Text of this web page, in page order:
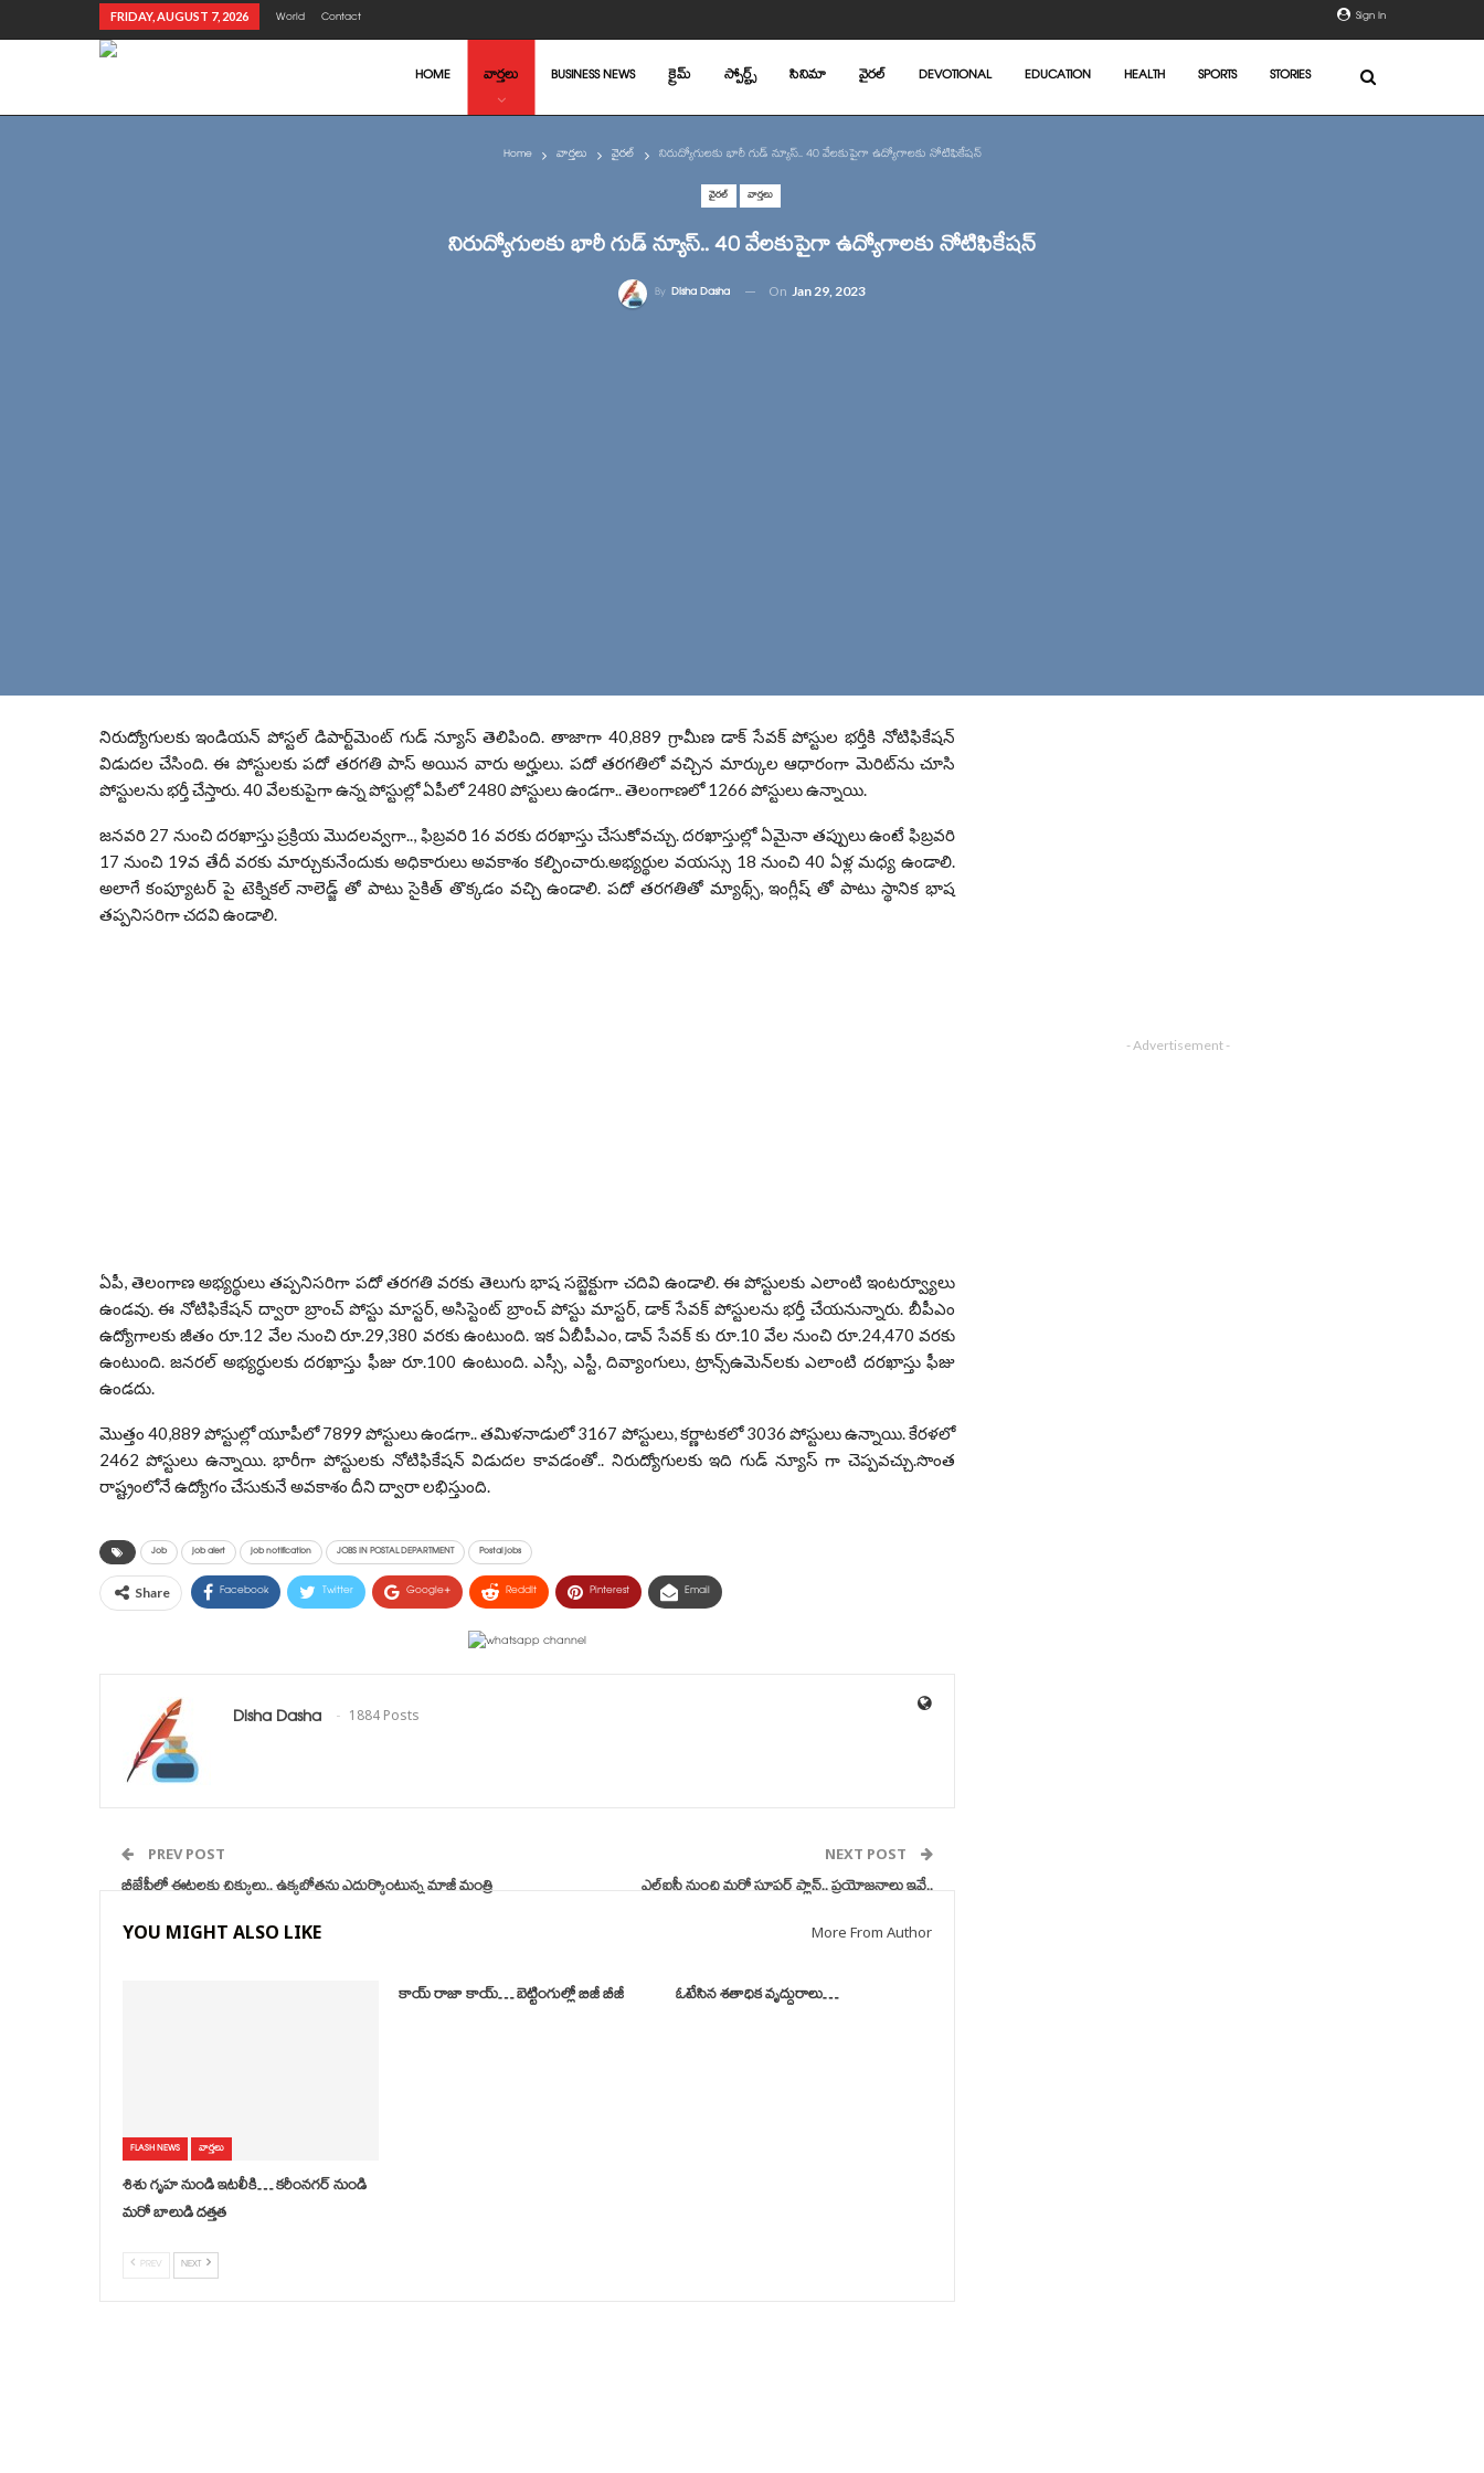
Sign In
FRIDAY, AUGUST 7, 2026 World Contact
HOME వార్తలు BUSINESS NEWS క్రైమ్ స్పోర్ట్స్ సినిమా వైరల్ DEVOTIONAL EDUCATION HEALTH SPORTS STORIES
Home వార్తలు వైరల్ నిరుద్యోగులకు భారీ గుడ్ న్యూస్.. 40 వేలకుపైగా ఉద్యోగాలకు నోటిఫికేషన్
వైరల్ వార్తలు
నిరుద్యోగులకు భారీ గుడ్ న్యూస్.. 40 వేలకుపైగా ఉద్యోగాలకు నోటిఫికేషన్
By Disha Dasha On Jan 29, 2023
నిరుద్యోగులకు ఇండియన్ పోస్టల్ డిపార్ట్‌మెంట్ గుడ్ న్యూస్ తెలిపింది. తాజాగా 40,889 గ్రామీణ డాక్ సేవక్ పోస్టుల భర్తీకి నోటిఫికేషన్
విడుదల చేసింది. ఈ పోస్టులకు పదో తరగతి పాస్ అయిన వారు అర్హులు. పదో తరగతిలో వచ్చిన మార్కుల ఆధారంగా మెరిట్‌ను చూసి
పోస్టులను భర్తీ చేస్తారు. 40 వేలకుపైగా ఉన్న పోస్టుల్లో ఏపీలో 2480 పోస్టులు ఉండగా.. తెలంగాణలో 1266 పోస్టులు ఉన్నాయి.
జనవరి 27 నుంచి దరఖాస్తు ప్రక్రియ మొదలవ్వగా.., ఫిబ్రవరి 16 వరకు దరఖాస్తు చేసుకోవచ్చు. దరఖాస్తుల్లో ఏమైనా తప్పులు ఉంటే ఫిబ్రవరి
17 నుంచి 19వ తేదీ వరకు మార్చుకునేందుకు అధికారులు అవకాశం కల్పించారు.అభ్యర్థుల వయస్సు 18 నుంచి 40 ఏళ్ల మధ్య ఉండాలి.
అలాగే కంప్యూటర్ పై టెక్నికల్ నాలెడ్జ్ తో పాటు సైకిత్ తొక్కడం వచ్చి ఉండాలి. పదో తరగతితో మ్యాథ్స్, ఇంగ్లీష్ తో పాటు స్థానిక భాష
తప్పనిసరిగా చదవి ఉండాలి.
ఏపీ, తెలంగాణ అభ్యర్థులు తప్పనిసరిగా పదో తరగతి వరకు తెలుగు భాష సబ్జెక్టుగా చదివి ఉండాలి. ఈ పోస్టులకు ఎలాంటి ఇంటర్వ్యూలు
ఉండవు. ఈ నోటిఫికేషన్ ద్వారా బ్రాంచ్ పోస్టు మాస్టర్, అసిస్టెంట్ బ్రాంచ్ పోస్టు మాస్టర్, డాక్ సేవక్ పోస్టులను భర్తీ చేయనున్నారు. బీపీఎం
ఉద్యోగాలకు జీతం రూ.12 వేల నుంచి రూ.29,380 వరకు ఉంటుంది. ఇక ఏబీపీఎం, డావ్ సేవక్ కు రూ.10 వేల నుంచి రూ.24,470 వరకు
ఉంటుంది. జనరల్ అభ్యర్ధులకు దరఖాస్తు ఫీజు రూ.100 ఉంటుంది. ఎస్సీ, ఎస్టీ, దివ్యాంగులు, ట్రాన్స్‌ఉమెన్‌లకు ఎలాంటి దరఖాస్తు ఫీజు
ఉండదు.
మొత్తం 40,889 పోస్టుల్లో యూపీలో 7899 పోస్టులు ఉండగా.. తమిళనాడులో 3167 పోస్టులు, కర్ణాటకలో 3036 పోస్టులు ఉన్నాయి. కేరళలో
2462 పోస్టులు ఉన్నాయి. భారీగా పోస్టులకు నోటిఫికేషన్ విడుదల కావడంతో.. నిరుద్యోగులకు ఇది గుడ్ న్యూస్ గా చెప్పవచ్చు.సొంత
రాష్ట్రంలోనే ఉద్యోగం చేసుకునే అవకాశం దీని ద్వారా లభిస్తుంది.
Job job alert job notification JOBS IN POSTAL DEPARTMENT Postal jobs
Share Facebook Twitter Google+ ReddIt Pinterest Email
Disha Dasha 1884 Posts
PREV POST
బీజేపీలో ఈటలకు చిక్కులు.. ఉక్కబోతను ఎదుర్కొంటున్న మాజీ మంత్రి
NEXT POST
ఎల్‌ఐసీ నుంచి మరో సూపర్ ప్లాన్.. ప్రయోజనాలు ఇవే..
YOU MIGHT ALSO LIKE
More From Author
FLASH NEWS వార్తలు
శిశు గృహ నుండి ఇటలీకి… కరీంనగర్ నుండి
మరో బాలుడి దత్తత
కాయ్ రాజా కాయ్… బెట్టింగుల్లో బిజీ బీజీ ఓటేసిన శతాధిక వృద్దురాలు…
PREV NEXT
- Advertisement -